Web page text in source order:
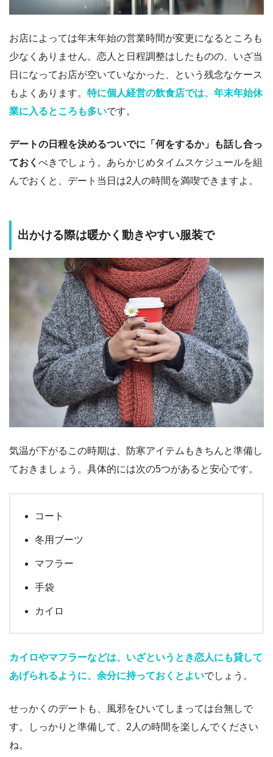
お店によっては年末年始の営業時間が変更になるところも
少なくありません。恋人と日程調整はしたものの、いざ当
日になってお店が空いていなかった、という残念なケース
もよくあります。 特に個人経営の飲食店では、年末年始休
業に入るところも多いです。
デートの日程を決めるついでに「何をするか」も話し合っ
ておく べきでしょう。あらかじめタイムスケジュールを組
んでおくと、デート当日は2人の時間を満喫できますよ。
出かける際は暖かく動きやすい服装で
気温が下がるこの時期は、防寒アイテムもきちんと準備し
ておきましょう。具体的には次の5つがあると安心です。
コート
冬用ブーツ
マフラー
手袋
カイロ
カイロやマフラーなどは、いざというとき恋人にも貸して
あげられるように、余分に持っておくとよいでしょう。
せっかくのデートも、風邪をひいてしまっては台無しで
す。しっかりと準備して、2人の時間を楽しんでください
ね。